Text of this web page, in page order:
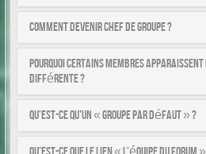
Comment devenir chef de groupe ?
Pourquoi certains membres
différente ?
Qu’est-ce qu’un « Groupe par défaut » ?